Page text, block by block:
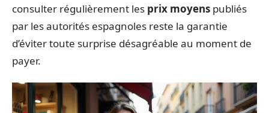
consulter régulièrement les prix moyens publiés
par les autorités espagnoles reste la garantie
d’éviter toute surprise désagréable au moment de
payer.